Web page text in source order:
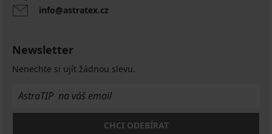
info@astratex.cz
Newsletter
Nenechte si ujít žádnou slevu.
CHCI ODEBÍRAT